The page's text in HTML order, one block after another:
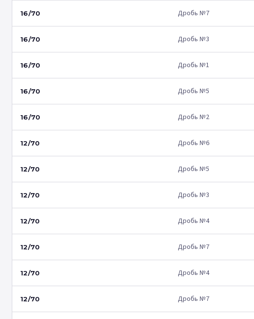
16/70 Дробь №7
16/70 Дробь №3
16/70 Дробь №1
16/70 Дробь №5
16/70 Дробь №2
12/70 Дробь №6
12/70 Дробь №5
12/70 Дробь №3
12/70 Дробь №4
12/70 Дробь №7
12/70 Дробь №4
12/70 Дробь №7